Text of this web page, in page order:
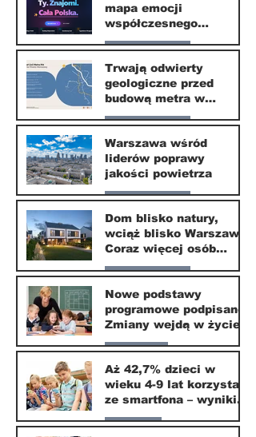
30 mar
mapa emocji
współczesnego
społeczeństwa
Nasze miasto
30 mar
Trwają odwierty
geologiczne przed
budową metra w
Wilanowie
Nasze miasto
24 mar
Warszawa wśród
liderów poprawy
jakości powietrza
Nasze miasto
24 mar
Dom blisko natury,
wciąż blisko Warszawy.
Coraz więcej osób
wybiera ten kierunek
Nasze miasto
20 mar
Nowe podstawy
programowe podpisane.
Zmiany wejdą w życie
od września 2026
Edukacja
16 mar
Aż 42,7% dzieci w
wieku 4-9 lat korzysta
ze smartfona – wyniki
badania Krajowego
Instytutu Mediów
Parents